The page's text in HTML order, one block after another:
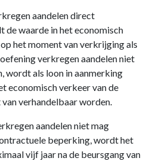
aandelen direct
de waarde in het economisch
het moment van verkrijging als
verkregen aandelen niet
wordt als loon in aanmerking
economisch verkeer van de
verhandelbaar worden.
aandelen niet mag
beperking, wordt het
vijf jaar na de beursgang van